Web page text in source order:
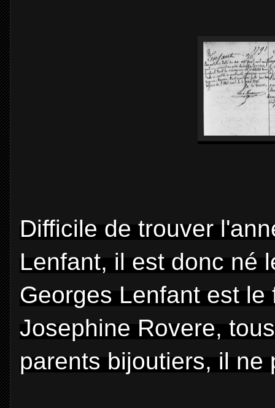
Difficile de trouver
Lenfant, il est donc né
Georges Lenfant est
Josephine Rovere,
parents bijoutiers, il ne